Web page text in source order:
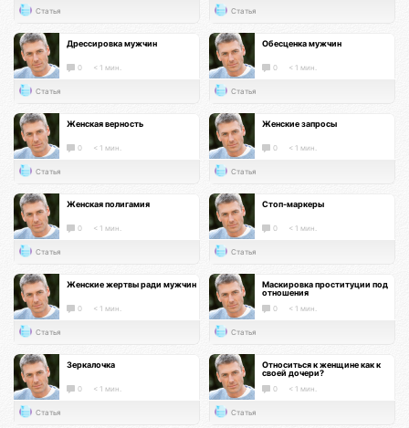
Статья Статья
Дрессировка мужчин
0 < 1 мин.
Статья
Обесценка мужчин
0 < 1 мин.
Статья
Женская верность
0 < 1 мин.
Статья
Женские запросы
0 < 1 мин.
Статья
Женская полигамия
0 < 1 мин.
Статья
Стоп-маркеры
0 < 1 мин.
Статья
Женские жертвы ради мужчин
0 < 1 мин.
Статья
Маскировка проституции под
отношения
0 < 1 мин.
Статья
Зеркалочка
0 < 1 мин.
Статья
Относиться к женщине как к
своей дочери?
0 < 1 мин.
Статья